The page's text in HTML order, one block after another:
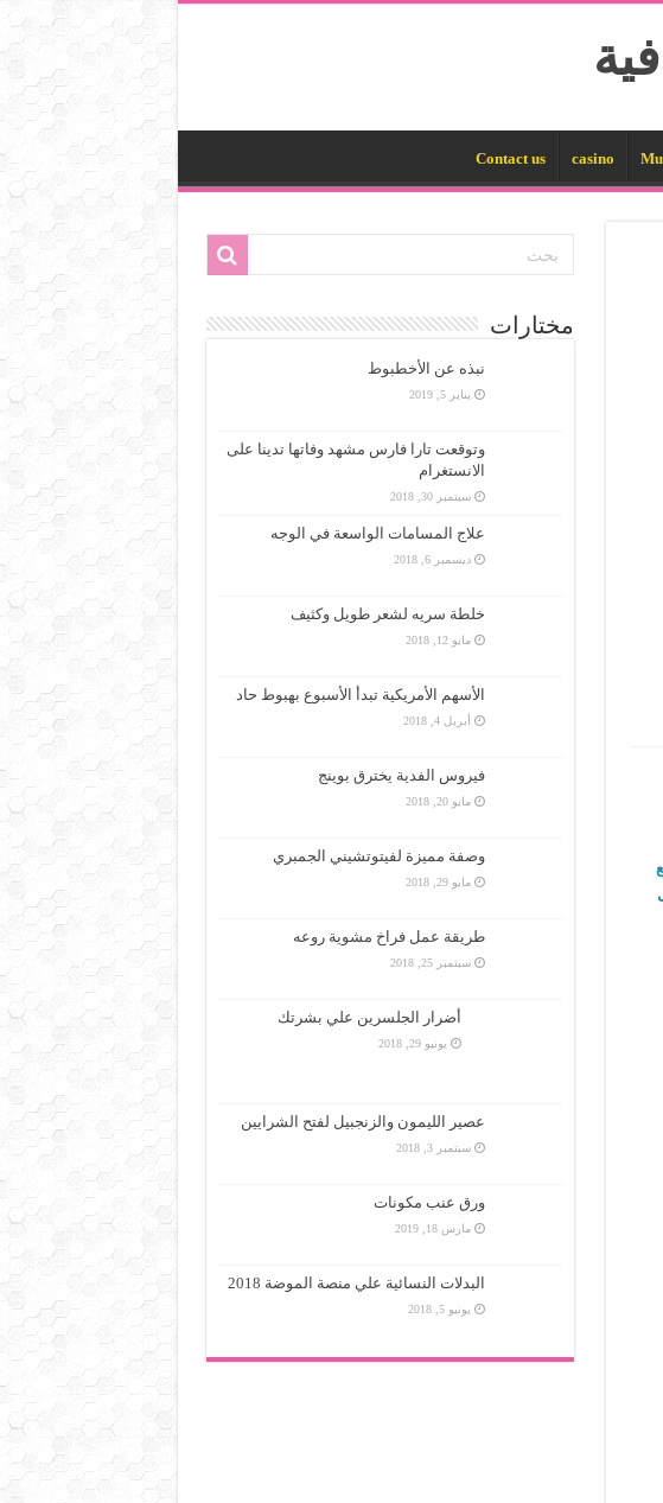
casino
Contact us
مختارات
نبذه عن الأخطبوط
يناير 5, 2019
وتوقعت تارا فارس مشهد وفاتها تدينا على
الانستغرام
سبتمبر 30, 2018
علاج المسامات الواسعة في الوجه
ديسمبر 6, 2018
خلطة سريه لشعر طويل وكثيف
مايو 12, 2018
الأسهم الأمريكية تبدأ الأسبوع بهبوط حاد
أبريل 4, 2018
فيروس الفدية يخترق بوينج
مايو 20, 2018
وصفة مميزة لفيتوتشيني الجمبري
مايو 29, 2018
طريقة عمل فراخ مشوية روعه
سبتمبر 25, 2018
أضرار الجلسرين علي بشرتك
يونيو 29, 2018
عصير الليمون والزنجبيل لفتح الشرايين
سبتمبر 3, 2018
ورق عنب مكونات
مارس 18, 2019
البدلات النسائية علي منصة الموضة 2018
يونيو 5, 2018